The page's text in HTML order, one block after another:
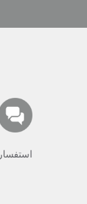
استفسار